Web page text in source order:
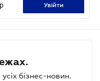
увійти
бізнес-новин.